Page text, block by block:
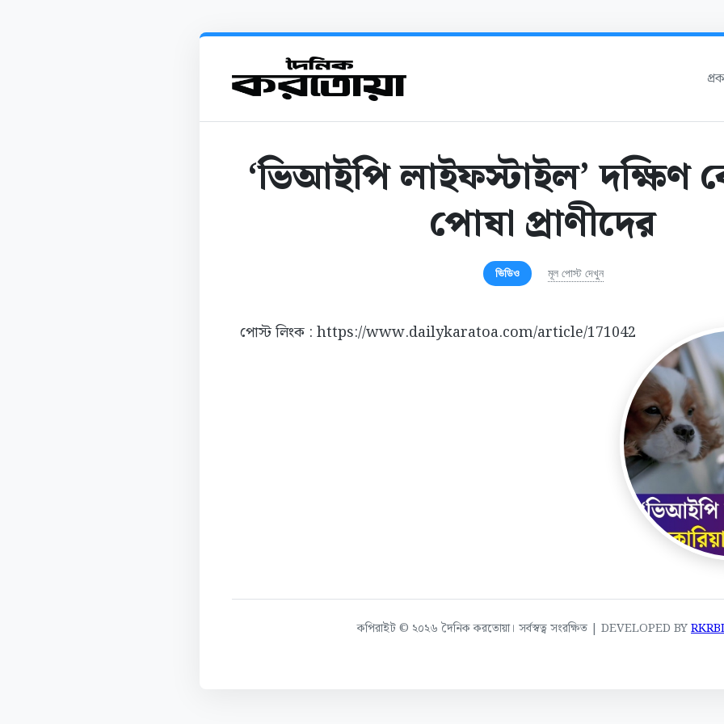
‘ভিআইপি লাইফস্টাইল’ দক্ষিণ
পোষা প্রাণীদের
ভিডিও মূল পোস্ট দেখুন
পোস্ট লিংক : https://www.dailykaratoa.com/article/171042
কপিরাইট © ২০২৬ দৈনিক করতোয়া। সর্বস্বত্ব সংরক্ষিত | DEVELOPED BY